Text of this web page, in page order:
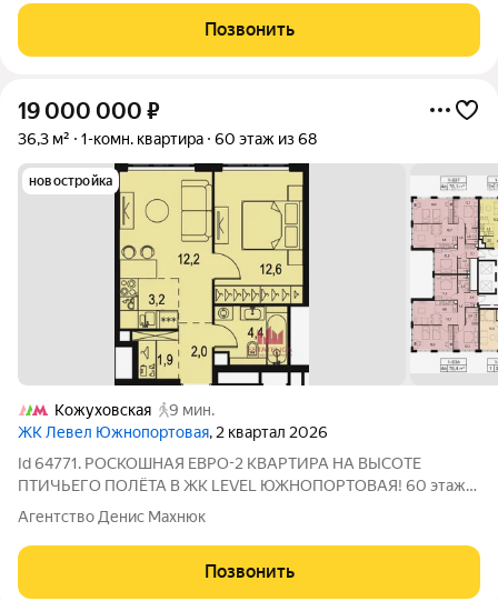
Транспортная доступность: м. «Кожуховская» (10 мин.
Позвонить
19 000 000 ₽
36,3 м² 1-комн. квартира 60 этаж из 68
новостройка
Кожуховская
9 мин.
ЖК Левел Южнопортовая, 2 квартал 2026
Id 64771. РОСКОШНАЯ ЕВРО-2 КВАРТИРА НА ВЫСОТЕ
ПТИЧЬЕГО ПОЛЁТА В ЖК LEVEL ЮЖНОПОРТОВАЯ! 60 этаж
из 69 потрясающие видовые характеристики! Корпус 1, ввод в
эксплуатацию 2 квартал 2026 года (ключи уже совсем скоро!)
ПАРАМЕТРЫ КВАРТИРЫ: Транспортная
Агентство Денис Махнюк
Позвонить